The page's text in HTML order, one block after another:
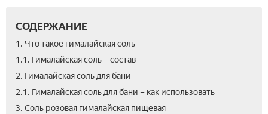
СОДЕРЖАНИЕ
1. Что такое гималайская соль
1.1. Гималайская соль – состав
2. Гималайская соль для бани
2.1. Гималайская соль для бани – как использовать
3. Соль розовая гималайская пищевая